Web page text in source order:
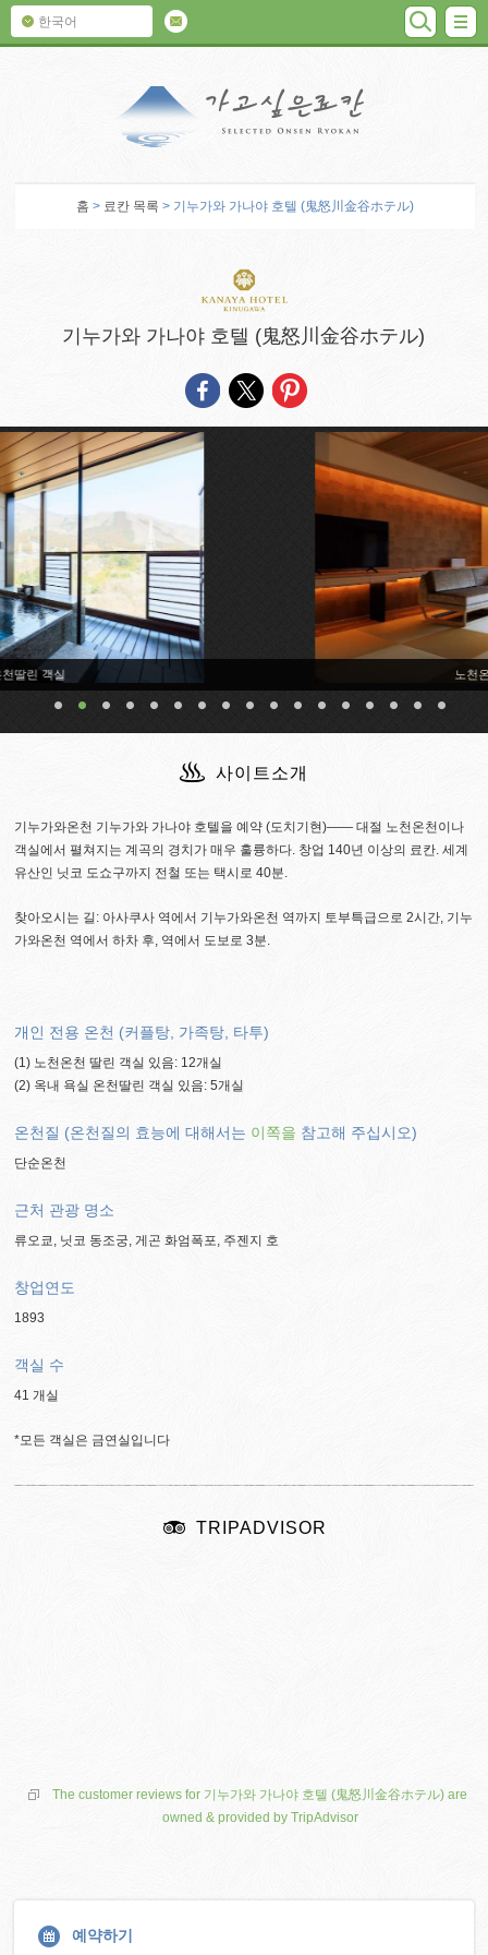
한국어 검색
홈 > 료칸 목록 > 기누가와 가나야 호텔 (鬼怒川金谷ホテル)
기누가와 가나야 호텔 (鬼怒川金谷ホテル)
사이트소개
기누가와온천 기누가와 가나야 호텔을 예약 (도치기현)―― 대절 노천온천이나
객실에서 펼쳐지는 계곡의 경치가 매우 훌륭하다. 창업 140년 이상의 료칸. 세계
유산인 닛코 도쇼구까지 전철 또는 택시로 40분.
찾아오시는 길: 아사쿠사 역에서 기누가와온천 역까지 토부특급으로 2시간, 기누
가와온천 역에서 하차 후, 역에서 도보로 3분.
개인 전용 온천 (커플탕, 가족탕, 타투)
(1) 노천온천 딸린 객실 있음: 12개실
(2) 옥내 욕실 온천딸린 객실 있음: 5개실
온천질 (온천질의 효능에 대해서는 이쪽을 참고해 주십시오)
단순온천
근처 관광 명소
류오쿄, 닛코 동조궁, 게곤 화엄폭포, 주젠지 호
창업연도
1893
객실 수
41 개실
*모든 객실은 금연실입니다
TRIPADVISOR
The customer reviews for 기누가와 가나야 호텔 (鬼怒川金谷ホテル) are
owned & provided by TripAdvisor
예약하기